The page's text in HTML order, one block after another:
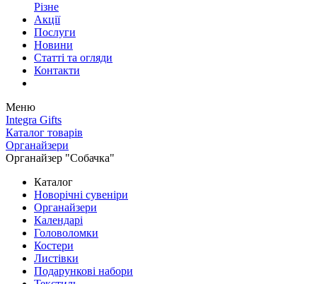
Різне
Акції
Послуги
Новини
Статті та огляди
Контакти
Меню
Integra Gifts
Каталог товарів
Органайзери
Органайзер "Собачка"
Каталог
Новорічні сувеніри
Органайзери
Календарі
Головоломки
Костери
Листівки
Подарункові набори